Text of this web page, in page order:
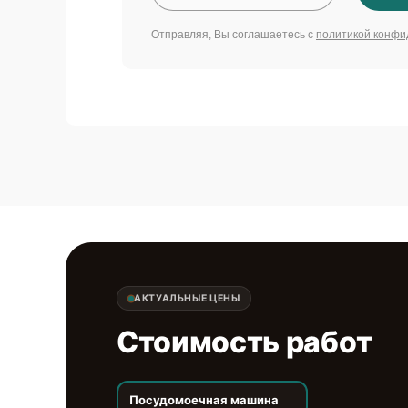
Отправляя, Вы соглашаетесь с политикой
АКТУАЛЬНЫЕ ЦЕНЫ
Стоимость работ
Посудомоечная машина